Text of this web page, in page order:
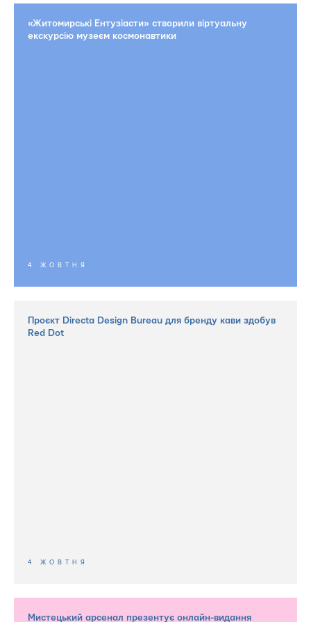
«Житомирські Ентузіасти» створили віртуальну
екскурсію музеєм космонавтики
4 ЖОВТНЯ
Проєкт Directa Design Bureau для бренду кави здобув
Red Dot
4 ЖОВТНЯ
Мистецький арсенал презентує онлайн-видання